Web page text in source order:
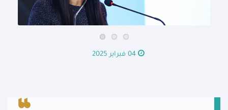
04 فبراير 2025